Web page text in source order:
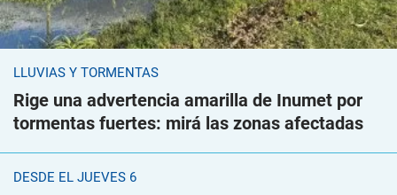
LLUVIAS Y TORMENTAS
Rige una advertencia amarilla de Inumet por
tormentas fuertes: mirá las zonas afectadas
DESDE EL JUEVES 6